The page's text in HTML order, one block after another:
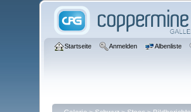
Startseite Anmelden Albenliste